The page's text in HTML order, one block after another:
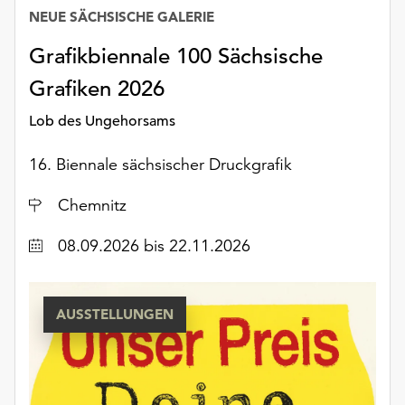
unserer
oder
dem
Impressum
Grafikbiennale 100 Sächsische
Grafiken 2026
Lob des Ungehorsams
NEUE SÄCHSISCHE GALERIE
16. Biennale sächsischer Druckgrafik
Ort
Chemnitz
Datum08.09.2026 bis 22.11.2026
AUSSTELLUNGEN